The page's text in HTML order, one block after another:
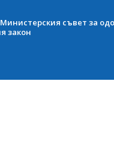
съвет за
закон